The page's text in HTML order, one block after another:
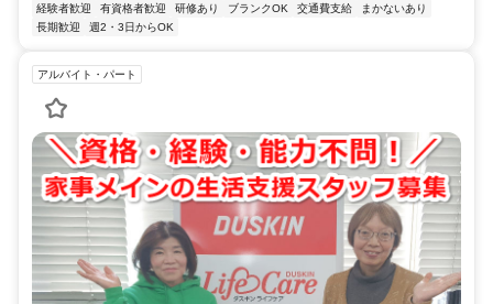
経験者歓迎
有資格者歓迎 研修あり ブランクOK 交通費支給
まかないあり
長期歓迎
週2・3日からOK
アルバイト・パート